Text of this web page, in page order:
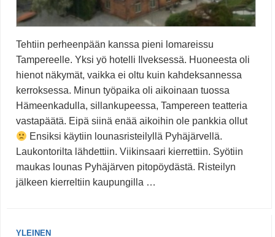
Tehtiin perheenpään kanssa pieni lomareissu
Tampereelle. Yksi yö hotelli Ilveksessä. Huoneesta oli
hienot näkymät, vaikka ei oltu kuin kahdeksannessa
kerroksessa. Minun työpaika oli aikoinaan tuossa
Hämeenkadulla, sillankupeessa, Tampereen teatteria
vastapäätä. Eipä siinä enää aikoihin ole pankkia ollut
Ensiksi käytiin lounasristeilyllä Pyhäjärvellä.
Laukontorilta lähdettiin. Viikinsaari kierrettiin. Syötiin
maukas lounas Pyhäjärven pitopöydästä. Risteilyn
jälkeen kierreltiin kaupungilla …
YLEINEN